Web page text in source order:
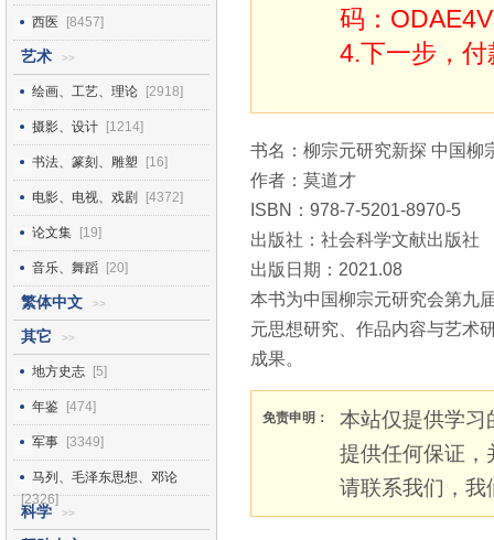
西医 [8457]
艺术 >>
绘画、工艺、理论 [2918]
摄影、设计 [1214]
书法、篆刻、雕塑 [16]
电影、电视、戏剧 [4372]
论文集 [19]
音乐、舞蹈 [20]
繁体中文 >>
其它 >>
地方史志 [5]
年鉴 [474]
军事 [3349]
马列、毛泽东思想、邓论
[2326]
科学 >>
码：
4.下一步，
书名：柳宗元研究新探 中国柳
作者：莫道才
ISBN：978-7-5201-8970-5
出版社：社会科学文献出版社
出版日期：2021.08
本书为中国柳宗元研究会第九
元思想研究、作品内容与艺术
成果。
免责申明：
本站仅提供学习
提供任何保证，
请联系我们，我